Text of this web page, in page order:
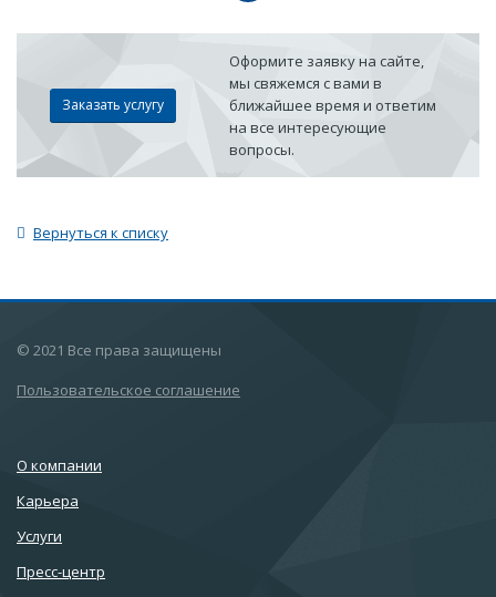
Заказать услугу
Оформите заявку на сайте,
мы свяжемся с вами в
ближайшее время и ответим
на все интересующие
вопросы.
Вернуться к списку
© 2021 Все права защищены
Пользовательское соглашение
О компании
Карьера
Услуги
Пресс-центр